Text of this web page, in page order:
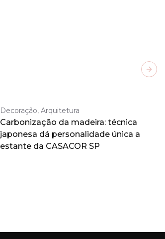
Decoração, Arquitetura
Carbonização da madeira: técnica
japonesa dá personalidade única a
estante da CASACOR SP